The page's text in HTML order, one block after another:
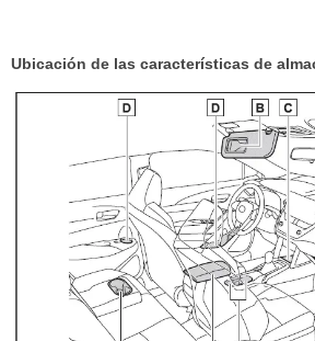
Ubicación de las características de